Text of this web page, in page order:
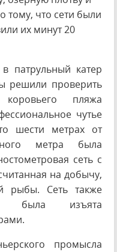
тому, что сети были
их минут 20
патрульный катер
решили проверить
пляжа
чутье
шести метрах от
метра была
сеть с
на добычу,
рыбы. Сеть также
была изъята
промысла